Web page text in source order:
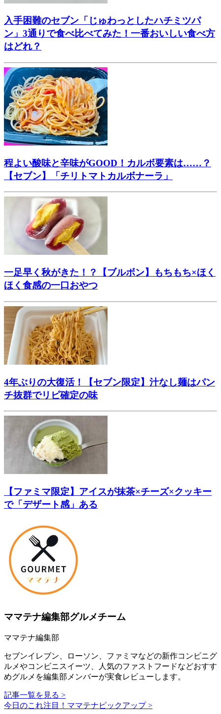
入手困難のセブン「じゅわっとしたハチミツパ
ン」3通りで食べ比べてみた！一番おいしい食べ方
はどれ？
程よい酸味と辛味がGOOD！カルボ要素は……？
【セブン】「チリトマトカルボナーラ」
一足早く秋がきた！？【ブルボン】もちもち×ほく
ほく食感の一口おやつ
4年ぶりの大復活！【セブン限定】汁なし麺はパン
チ抜群でリピ確定の味
【ファミマ限定】アイスが抹茶×チーズ×クッキー
で「デザート感」ある
ママテナ編集部グルメチーム
ママテナ編集部
セブンイレブン、ローソン、ファミマなどの新作コンビニグ
ルメやコンビニスイーツ、人気のファストフードなどおすす
めグルメを編集部メンバーが実食レビューします。
記事一覧を見る >
今日のこれ注目！ママテナピックアップ >